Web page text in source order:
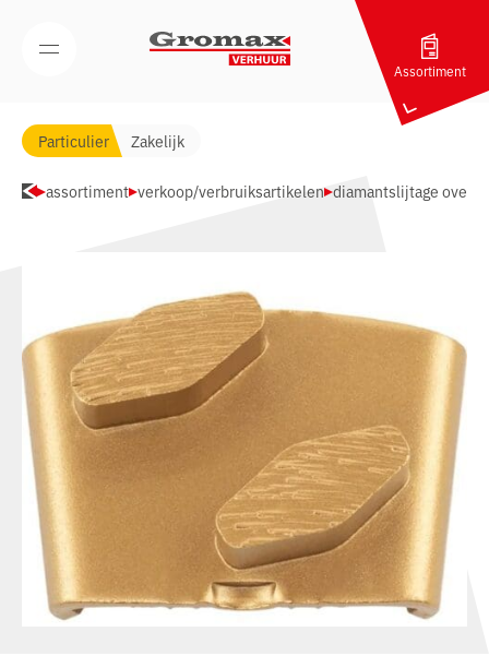
Open/Sluit mobiel menu
Assortiment
Particulier Zakelijk
assortiment verkoop/verbruiksartikelen diamantslijtage